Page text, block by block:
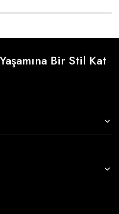
Bir Stil Kat